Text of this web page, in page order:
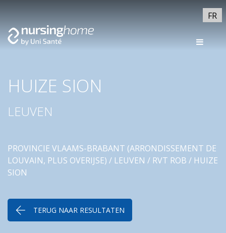
FR
HUIZE SION
LEUVEN
PROVINCIE VLAAMS-BRABANT (ARRONDISSEMENT DE
LOUVAIN, PLUS OVERIJSE) / LEUVEN / RVT ROB / HUIZE
SION
TERUG NAAR RESULTATEN